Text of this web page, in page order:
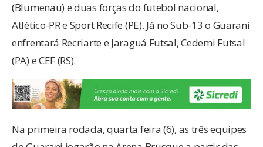
(Blumenau) e duas forças do futebol nacional,
Atlético-PR e Sport Recife (PE). Já no Sub-13 o Guarani
enfrentará Recriarte e Jaraguá Futsal, Cedemi Futsal
(PA) e CEF (RS).
Na primeira rodada, quarta feira (6), as três equipes